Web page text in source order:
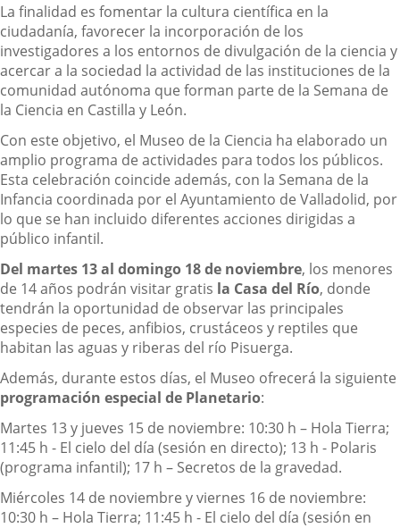
La finalidad es fomentar la cultura científica en la
ciudadanía, favorecer la incorporación de los
investigadores a los entornos de divulgación de la ciencia y
acercar a la sociedad la actividad de las instituciones de la
comunidad autónoma que forman parte de la Semana de
la Ciencia en Castilla y León.
Con este objetivo, el Museo de la Ciencia ha elaborado un
amplio programa de actividades para todos los públicos.
Esta celebración coincide además, con la Semana de la
Infancia coordinada por el Ayuntamiento de Valladolid, por
lo que se han incluido diferentes acciones dirigidas a
público infantil.
Del martes 13 al domingo 18 de noviembre, los menores
de 14 años podrán visitar gratis la Casa del Río, donde
tendrán la oportunidad de observar las principales
especies de peces, anfibios, crustáceos y reptiles que
habitan las aguas y riberas del río Pisuerga.
Además, durante estos días, el Museo ofrecerá la siguiente
programación especial de Planetario:
Martes 13 y jueves 15 de noviembre: 10:30 h – Hola Tierra;
11:45 h - El cielo del día (sesión en directo); 13 h - Polaris
(programa infantil); 17 h – Secretos de la gravedad.
Miércoles 14 de noviembre y viernes 16 de noviembre:
10:30 h – Hola Tierra; 11:45 h - El cielo del día (sesión en